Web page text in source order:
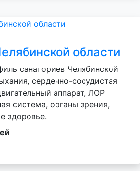
области
санаториев Челябинской
сердечно-сосудистая
аппарат, ЛОР
система, органы зрения,
здоровье.